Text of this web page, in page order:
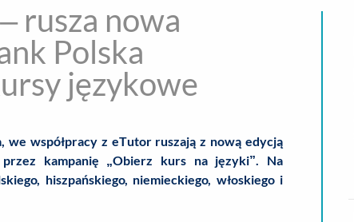
rusza nowa
Polska
językowe
we współpracy z eTutor ruszają z nową edycją
kampanię „Obierz kurs na języki”. Na
hiszpańskiego, niemieckiego, włoskiego i